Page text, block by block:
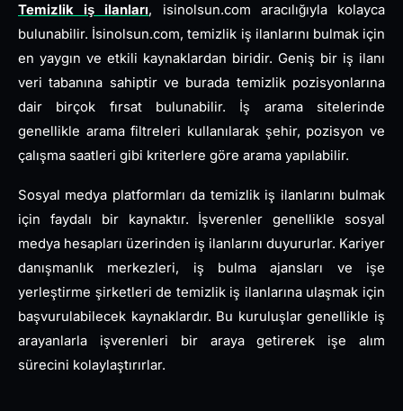
Temizlik iş ilanları, isinolsun.com aracılığıyla kolayca
bulunabilir. İsinolsun.com, temizlik iş ilanlarını bulmak için
en yaygın ve etkili kaynaklardan biridir. Geniş bir iş ilanı
veri tabanına sahiptir ve burada temizlik pozisyonlarına
dair birçok fırsat bulunabilir. İş arama sitelerinde
genellikle arama filtreleri kullanılarak şehir, pozisyon ve
çalışma saatleri gibi kriterlere göre arama yapılabilir.
Sosyal medya platformları da temizlik iş ilanlarını bulmak
için faydalı bir kaynaktır. İşverenler genellikle sosyal
medya hesapları üzerinden iş ilanlarını duyururlar. Kariyer
danışmanlık merkezleri, iş bulma ajansları ve işe
yerleştirme şirketleri de temizlik iş ilanlarına ulaşmak için
başvurulabilecek kaynaklardır. Bu kuruluşlar genellikle iş
arayanlarla işverenleri bir araya getirerek işe alım
sürecini kolaylaştırırlar.